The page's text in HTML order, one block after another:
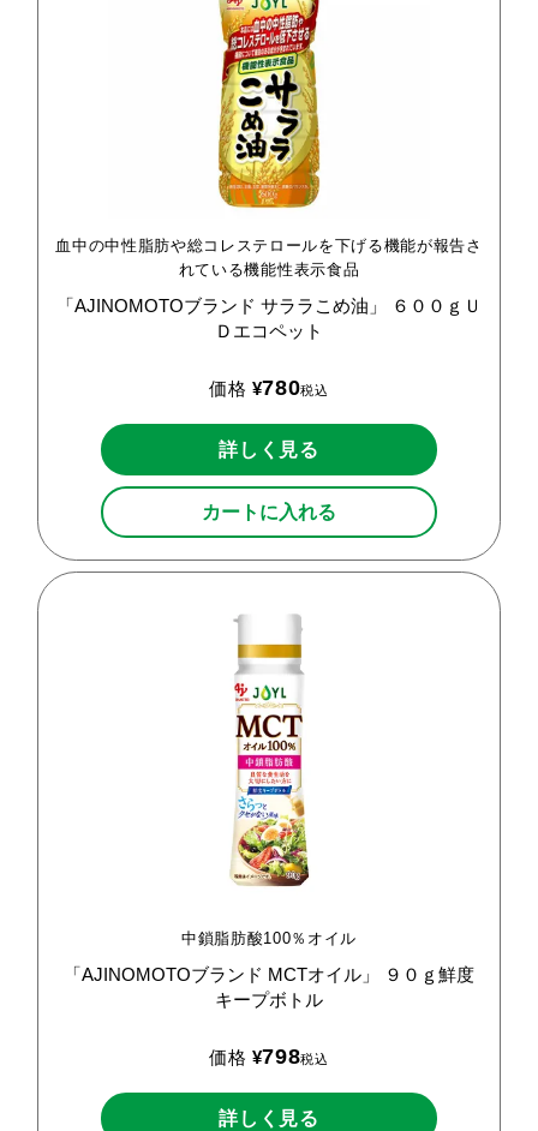
血中の中性脂肪や総コレステロールを下げる機能が報告さ
れている機能性表示食品
「AJINOMOTOブランド サララこめ油」
６００ｇＵ
Ｄエコペット
価格 ¥780税込
詳しく見る
カートに入れる
中鎖脂肪酸100％オイル
「AJINOMOTOブランド MCTオイル」
９０ｇ鮮度
キープボトル
価格 ¥798税込
詳しく見る